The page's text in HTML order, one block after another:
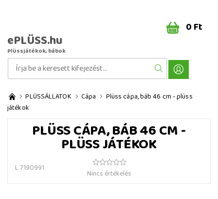
ePLÜSS.hu
Plüssjátékok, bábok
0 Ft
PLÜSSÁLLATOK Cápa
Plüss cápa, báb 46 cm - plüss
játékok
PLÜSS CÁPA, BÁB 46 CM -
PLÜSS JÁTÉKOK
L 7190991
Nincs értékelés